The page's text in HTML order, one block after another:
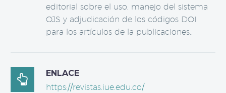
editorial sobre el uso, manejo del sistema
OJS y adjudicación de los códigos DOI
para los artículos de la publicaciones..

ENLACE
https://revistas.iue.edu.co/